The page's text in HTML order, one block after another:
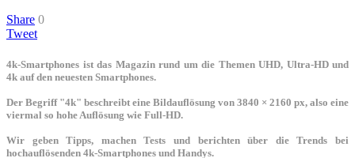
Share 0
Tweet
4k-Smartphones ist das Magazin rund um die Themen UHD, Ultra-HD und
4k auf den neuesten Smartphones.
Der Begriff "4k" beschreibt eine Bildauflösung von 3840 × 2160 px, also eine
viermal so hohe Auflösung wie Full-HD.
Wir geben Tipps, machen Tests und berichten über die Trends bei
hochauflösenden 4k-Smartphones und Handys.